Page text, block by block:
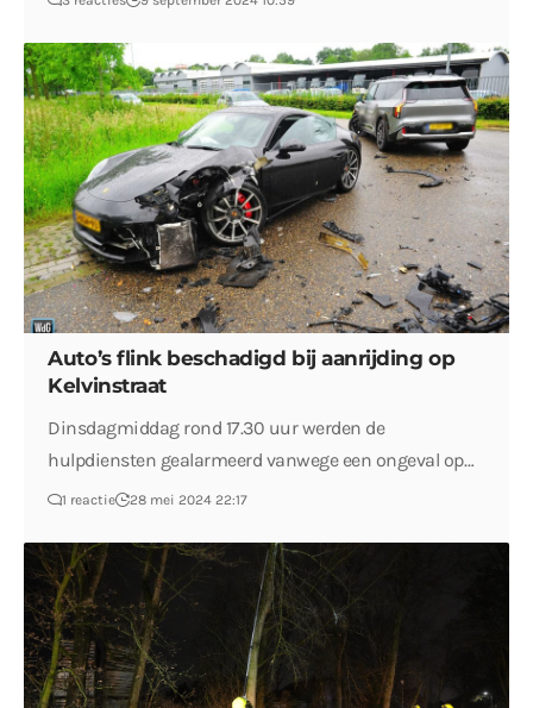
Auto’s flink beschadigd bij aanrijding op
Kelvinstraat
Dinsdagmiddag rond 17.30 uur werden de
hulpdiensten gealarmeerd vanwege een ongeval op…
1 reactie 28 mei 2024 22:17